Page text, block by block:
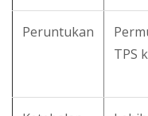
Peruntukan
TPS